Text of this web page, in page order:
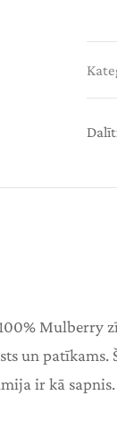
Mulberry
un patīkams.
ir kā sapnis.